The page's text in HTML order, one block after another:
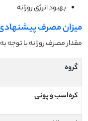
بهبود انرژی روزانه
میزان مصرف
مقدار مصرف روزانه با
گروه
کره‌اسب و پونی